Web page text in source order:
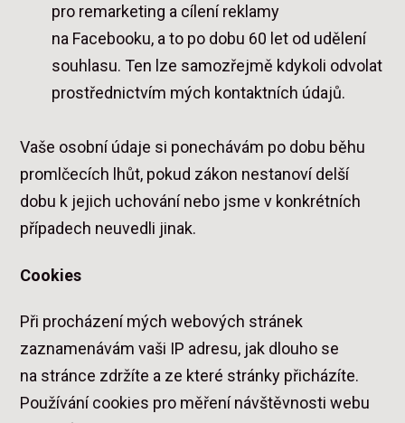
pro remarketing a cílení reklamy
na Facebooku, a to po dobu 60 let od udělení
souhlasu. Ten lze samozřejmě kdykoli odvolat
prostřednictvím mých kontaktních údajů.
Vaše osobní údaje si ponechávám po dobu běhu
promlčecích lhůt, pokud zákon nestanoví delší
dobu k jejich uchování nebo jsme v konkrétních
případech neuvedli jinak.
Cookies
Při procházení mých webových stránek
zaznamenávám vaši IP adresu, jak dlouho se
na stránce zdržíte a ze které stránky přicházíte.
Používání cookies pro měření návštěvnosti webu